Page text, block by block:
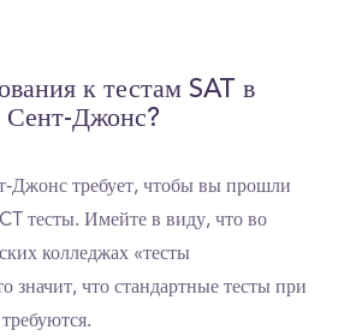
к тестам SAT в
Сент-Джонс?
Джонс требует, чтобы вы прошли
тесты. Имейте в виду, что во
колледжах «тесты
значит, что стандартные тесты при